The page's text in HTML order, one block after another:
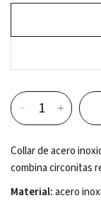
Collar de acero
combina circonitas
Material:acero